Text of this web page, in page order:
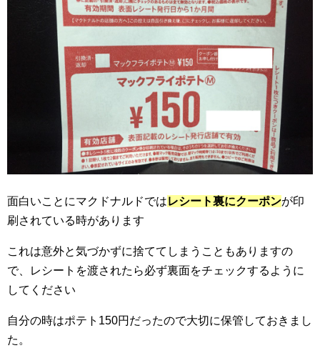
面白いことにマクドナルドではレシート裏にクーポンが印
刷されている時があります
これは意外と気づかずに捨ててしまうこともありますの
で、レシートを渡されたら必ず裏面をチェックするように
してください
自分の時はポテト150円だったので大切に保管しておきまし
た。